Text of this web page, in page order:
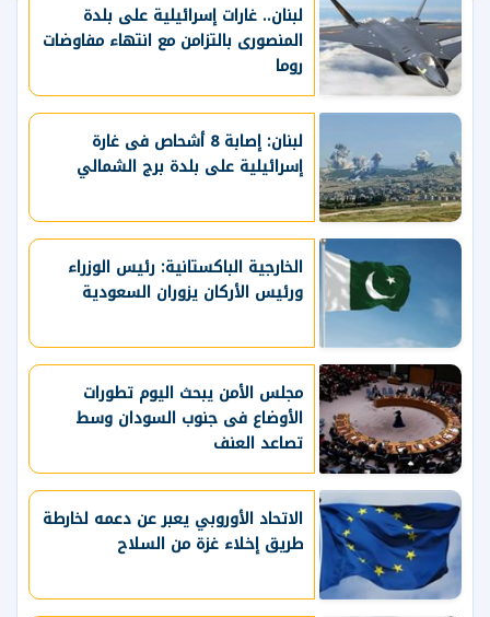
لبنان.. غارات إسرائيلية على بلدة
المنصورى بالتزامن مع انتهاء مفاوضات
روما
لبنان: إصابة 8 أشحاص فى غارة
إسرائيلية على بلدة برج الشمالي
الخارجية الباكستانية: رئيس الوزراء
ورئيس الأركان يزوران السعودية
مجلس الأمن يبحث اليوم تطورات
الأوضاع فى جنوب السودان وسط
تصاعد العنف
الاتحاد الأوروبي يعبر عن دعمه لخارطة
طريق إخلاء غزة من السلاح